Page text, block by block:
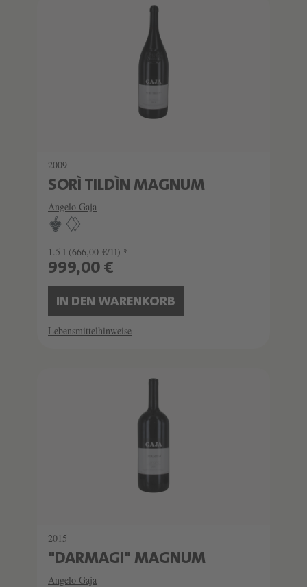
2009
SORÌ TILDÌN MAGNUM
Angelo Gaja
1.5 l (666,00 €/1l) *
999,00 €
IN DEN WARENKORB
Lebensmittelhinweise
2015
"DARMAGI" MAGNUM
Angelo Gaja